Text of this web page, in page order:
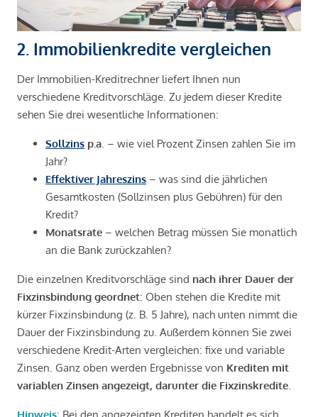
2. Immobilienkredite vergleichen
Der Immobilien-Kreditrechner liefert Ihnen nun
verschiedene Kreditvorschläge. Zu jedem dieser Kredite
sehen Sie drei wesentliche Informationen:
Sollzins p.a . – wie viel Prozent Zinsen zahlen Sie im
Jahr?
Effektiver Jahreszins – was sind die jährlichen
Gesamtkosten (Sollzinsen plus Gebühren) für den
Kredit?
Monatsrate – welchen Betrag müssen Sie monatlich
an die Bank zurückzahlen?
Die einzelnen Kreditvorschläge sind nach ihrer Dauer der
Fixzinsbindung geordnet: Oben stehen die Kredite mit
kürzer Fixzinsbindung (z. B. 5 Jahre), nach unten nimmt die
Dauer der Fixzinsbindung zu. Außerdem können Sie zwei
verschiedene Kredit-Arten vergleichen: fixe und variable
Zinsen. Ganz oben werden Ergebnisse von Krediten mit
variablen Zinsen angezeigt, darunter die Fixzinskredite
Hinweis: Bei den angezeigten Krediten handelt es sich